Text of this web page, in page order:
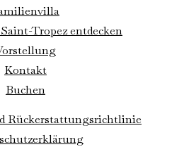
Tropez entdecken
Kontakt
Buchen
Rückerstattungsrichtlinie